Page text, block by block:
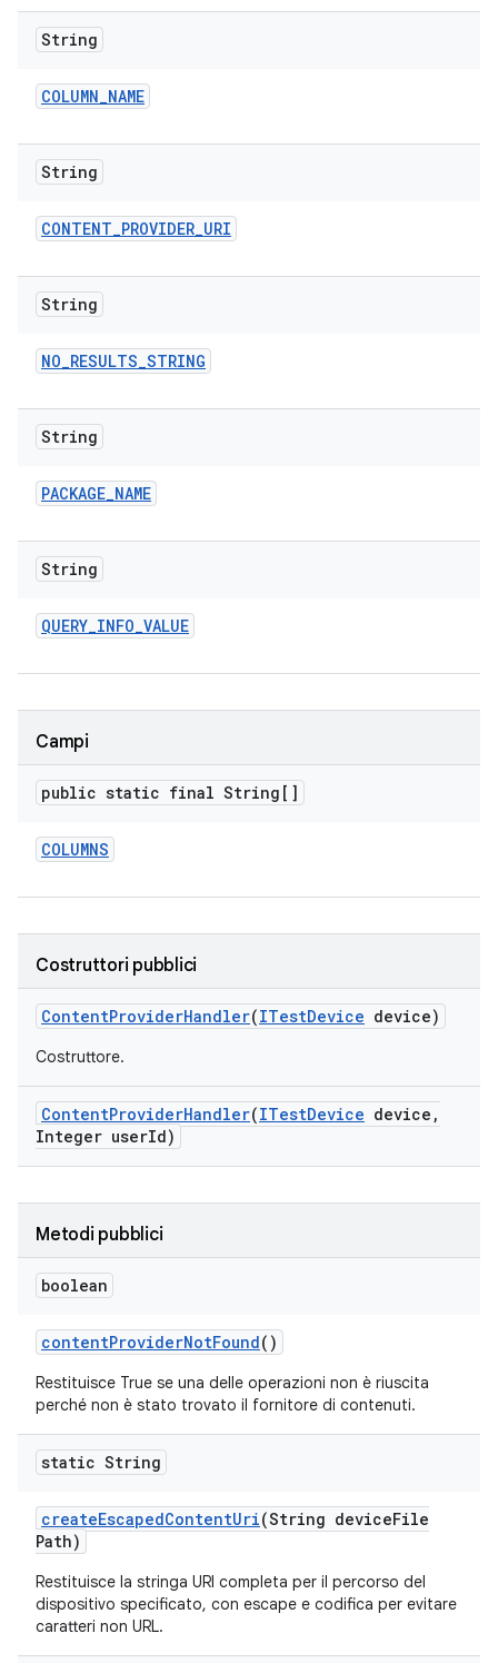
String
COLUMN_NAME
String
CONTENT_PROVIDER_URI
String
NO_RESULTS_STRING
String
PACKAGE_NAME
String
QUERY_INFO_VALUE
Campi
public static final String[]
COLUMNS
Costruttori pubblici
ContentProviderHandler(ITestDevice device)
Costruttore.
ContentProviderHandler(ITestDevice device ,
Integer userId)
Metodi pubblici
boolean
contentProviderNotFound()
Restituisce True se una delle operazioni non è riuscita
perché non è stato trovato il fornitore di contenuti.
static String
createEscapedContentUri(String deviceFile
Path)
Restituisce la stringa URI completa per il percorso del
dispositivo specificato, con escape e codifica per evitare
caratteri non URL.